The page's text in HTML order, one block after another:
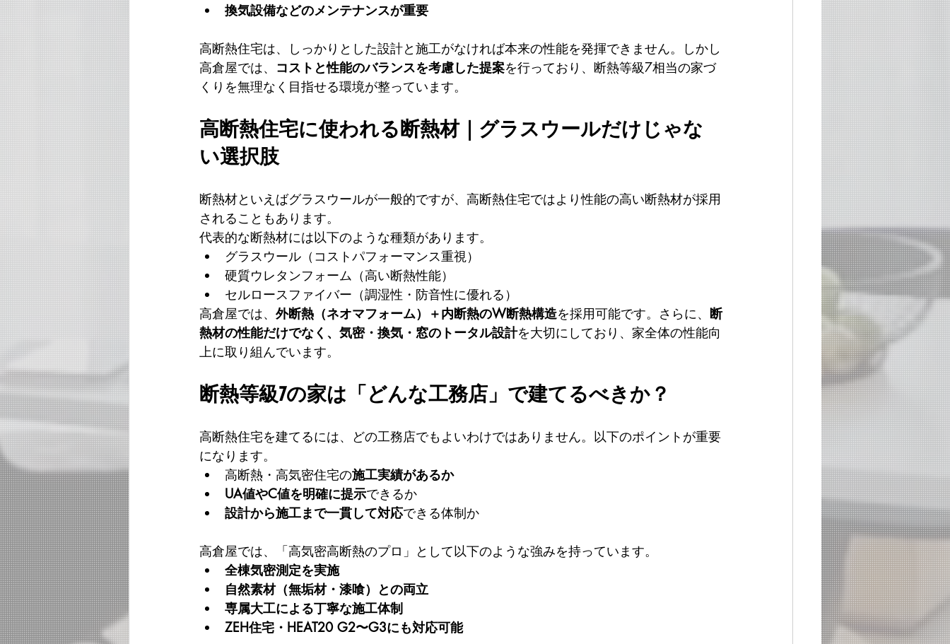
換気設備などのメンテナンスが重要
高断熱住宅は、しっかりとした設計と施工がなければ本来の性能を発揮できません。しかし
高倉屋では、 コストと性能のバランスを考慮した提案を行っており、断熱等級7相当の家づ
くりを無理なく目指せる環境が整っています。
高断熱住宅に使われる断熱材｜グラスウールだけじゃな
い選択肢
断熱材といえばグラスウールが一般的ですが、高断熱住宅ではより性能の高い断熱材が採用
されることもあります。
代表的な断熱材には以下のような種類があります。
グラスウール（コストパフォーマンス重視）
硬質ウレタンフォーム（高い断熱性能）
セルロースファイバー（調湿性・防音性に優れる）
高倉屋では、 外断熱（ネオマフォーム）＋内断熱のW断熱構造を採用可能です。さらに、 断
熱材の性能だけでなく、気密・換気・窓のトータル設計を大切にしており、家全体の性能向
上に取り組んでいます。
断熱等級7の家は「どんな工務店」で建てるべきか？
高断熱住宅を建てるには、どの工務店でもよいわけではありません。以下のポイントが重要
になります。
高断熱・高気密住宅の施工実績があるか
UA値やC値を明確に提示できるか
設計から施工まで一貫して対応できる体制か
高倉屋では、「高気密高断熱のプロ」として以下のような強みを持っています。
全棟気密測定を実施
自然素材（無垢材・漆喰）との両立
専属大工による丁寧な施工体制
ZEH住宅・HEAT20 G2〜G3にも対応可能